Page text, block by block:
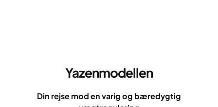
Yazenmodellen
Din rejse mod en varig og bæredygtig